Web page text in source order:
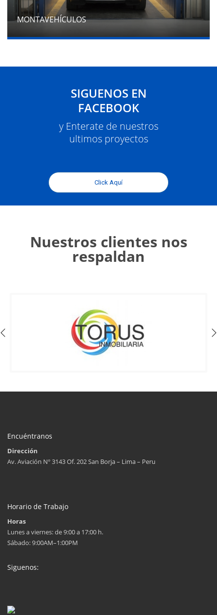
MONTAVEHÍCULOS
SIGUENOS EN
FACEBOOK
y Enterate de nuestros
ultimos proyectos
Click Aquí
Nuestros clientes nos
respaldan
Encuéntranos
Dirección
Av. Aviación Nº 3143 Of. 202 San Borja – Lima – Peru
Horario de Trabajo
Horas
Lunes a viernes: de 9:00 a 17:00 h.
Sábado: 9:00AM–1:00PM
Siguenos: